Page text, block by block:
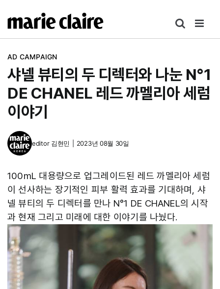
텐
건AD CAMPAIGN
샤넬 뷰티의 두 디렉터와 나눈 N°1
DE CHANEL 레드 까멜리아 세럼
이야기
editor 김현민 2023년 08월 30일
100mL 대용량으로 업그레이드된 레드 까멜리아 세럼
이 선사하는 장기적인 피부 활력 효과를 기대하며, 샤
넬 뷰티의 두 디렉터를 만나 N°1 DE CHANEL의 시작
과 현재 그리고 미래에 대한 이야기를 나눴다.